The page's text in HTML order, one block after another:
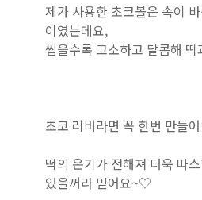
제가 사용한 초코볼은 속이
이였는데요,
씹을수록 고소하고 달콤해
초코 러버라면 꼭 한번 만들
떡의 온기가 전해져 더욱 따
있을꺼라 믿어요~♡